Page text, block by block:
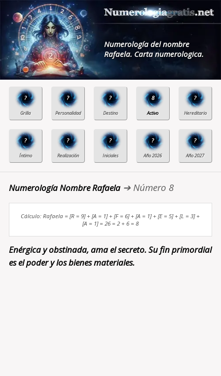
Numerología del nombre
Rafaela. Carta numerologica.
? ? ? 8 ?
? ? ? ? ?
Numerología Nombre Rafaela➔ Número 8
Cálculo: Rafaela = [R = 9] + [A = 1] + [F = 6] + [A = 1] + [E = 5] + [L = 3] +
[A = 1] = 26 = 2 + 6 = 8
Enérgica y obstinada, ama el secreto. Su fin primordial
es el poder y los bienes materiales.